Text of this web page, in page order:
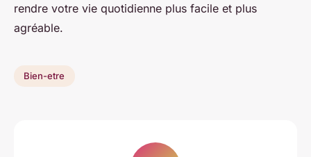
rendre votre vie quotidienne plus facile et plus
agréable.
Bien-etre